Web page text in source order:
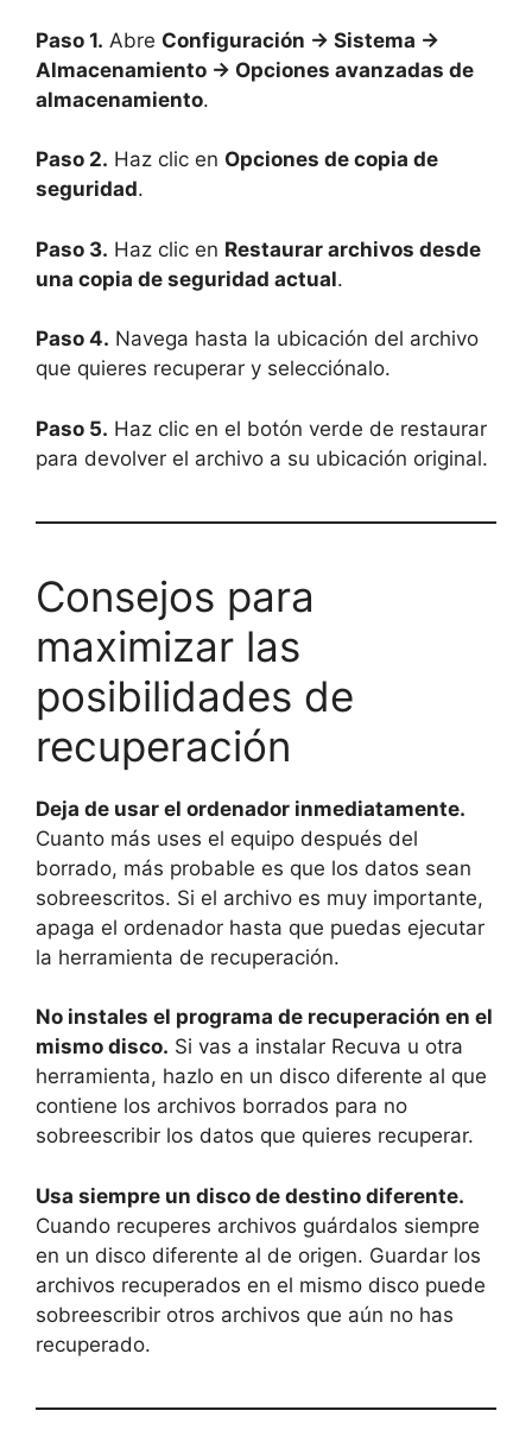
Paso 1. Abre Configuración → Sistema →
Almacenamiento → Opciones avanzadas de
almacenamiento.
Paso 2. Haz clic en Opciones de copia de
seguridad.
Paso 3. Haz clic en Restaurar archivos desde
una copia de seguridad actual.
Paso 4. Navega hasta la ubicación del archivo
que quieres recuperar y selecciónalo.
Paso 5. Haz clic en el botón verde de restaurar
para devolver el archivo a su ubicación original.
Consejos para
maximizar las
posibilidades de
recuperación
Deja de usar el ordenador inmediatamente.
Cuanto más uses el equipo después del
borrado, más probable es que los datos sean
sobreescritos. Si el archivo es muy importante,
apaga el ordenador hasta que puedas ejecutar
la herramienta de recuperación.
No instales el programa de recuperación en el
mismo disco. Si vas a instalar Recuva u otra
herramienta, hazlo en un disco diferente al que
contiene los archivos borrados para no
sobreescribir los datos que quieres recuperar.
Usa siempre un disco de destino diferente.
Cuando recuperes archivos guárdalos siempre
en un disco diferente al de origen. Guardar los
archivos recuperados en el mismo disco puede
sobreescribir otros archivos que aún no has
recuperado.